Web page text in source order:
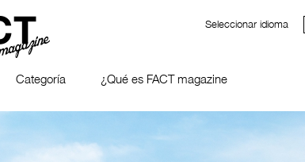
Seleccionar idioma
Categoría ¿Qué es FACT magazine